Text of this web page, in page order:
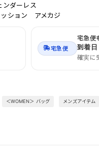
ダーレス
ション アメカジ
宅急便
宅急便
到着
確実に
＜WOMEN＞ バッグ メンズアイテム